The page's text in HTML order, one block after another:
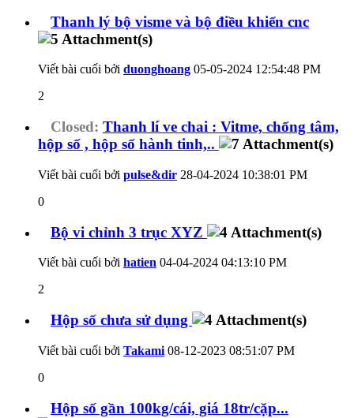
Thanh lý bộ visme và bộ điều khiển cnc
Viết bài cuối bởi duonghoang 05-05-2024 12:54:48 PM
2
Closed: Thanh lí ve chai : Vitme, chống tâm,
hộp số , hộp số hành tinh,..
Viết bài cuối bởi pulse&dir 28-04-2024 10:38:01 PM
0
Bộ vi chỉnh 3 trục XYZ
Viết bài cuối bởi hatien 04-04-2024 04:13:10 PM
2
Hộp số chưa sử dụng
Viết bài cuối bởi Takami 08-12-2023 08:51:07 PM
0
Hộp số gần 100kg/cái, giá 18tr/cặp...